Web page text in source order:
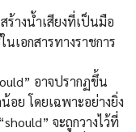
างน้ำเสียงที่เป็นมือ
เอกสารทางราชการ
อาจปรากฏขึ้น
อย โดยเฉพาะอย่างยิ่ง
จะถูกวางไว้ที่